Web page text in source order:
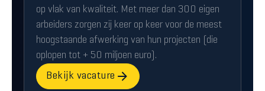
op vlak van kwaliteit. Met meer dan 300 eigen
arbeiders zorgen zij keer op keer voor de meest
hoogstaande afwerking van hun projecten (die
oplopen tot + 50 miljoen euro).
Bekijk vacature